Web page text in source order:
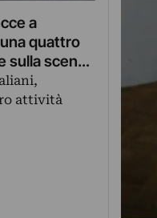
a
quattro
sulla scena
attività